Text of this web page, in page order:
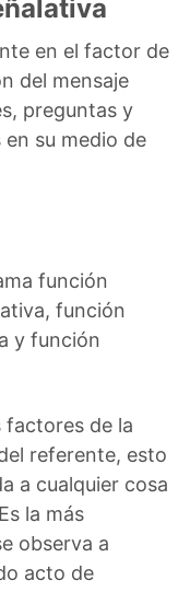
en el factor de
del mensaje
preguntas y
en su medio de
función
función
y función
factores de la
referente, esto
a cualquier cosa
la más
observa a
acto de